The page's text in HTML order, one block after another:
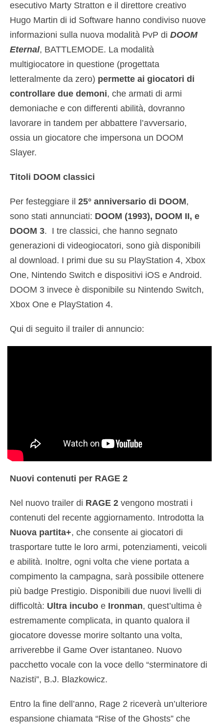
esecutivo Marty Stratton e il direttore creativo
Hugo Martin di id Software hanno condiviso nuove
informazioni sulla nuova modalità PvP di DOOM
Eternal, BATTLEMODE. La modalità
multigiocatore in questione (progettata
letteralmente da zero) permette ai giocatori di
controllare due demoni, che armati di armi
demoniache e con differenti abilità, dovranno
lavorare in tandem per abbattere l’avversario,
ossia un giocatore che impersona un DOOM
Slayer.
Titoli DOOM classici
Per festeggiare il 25° anniversario di DOOM,
sono stati annunciati: DOOM (1993), DOOM II, e
DOOM 3. I tre classici, che hanno segnato
generazioni di videogiocatori, sono già disponibili
al download. I primi due su su PlayStation 4, Xbox
One, Nintendo Switch e dispositivi iOS e Android.
DOOM 3 invece è disponibile su Nintendo Switch,
Xbox One e PlayStation 4.
Qui di seguito il trailer di annuncio:
Nuovi contenuti per RAGE 2
Nel nuovo trailer di RAGE 2 vengono mostrati i
contenuti del recente aggiornamento. Introdotta la
Nuova partita+, che consente ai giocatori di
trasportare tutte le loro armi, potenziamenti, veicoli
e abilità. Inoltre, ogni volta che viene portata a
compimento la campagna, sarà possibile ottenere
più badge Prestigio. Disponibili due nuovi livelli di
difficoltà: Ultra incubo e Ironman, quest’ultima è
estremamente complicata, in quanto qualora il
giocatore dovesse morire soltanto una volta,
arriverebbe il Game Over istantaneo. Nuovo
pacchetto vocale con la voce dello “sterminatore di
Nazisti”, B.J. Blazkowicz.
Entro la fine dell’anno, Rage 2 riceverà un’ulteriore
espansione chiamata “Rise of the Ghosts” che